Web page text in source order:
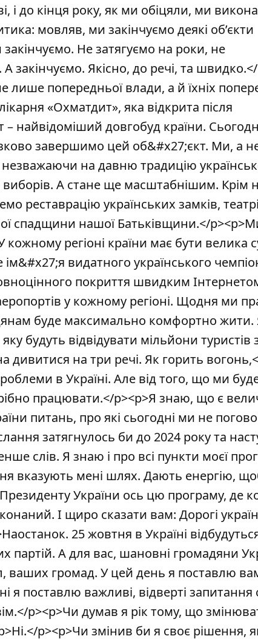
і до кінця року, як ми обіцяли, ми
мовляв, ми закінчуємо деякі об’єкти
Не затягуємо на роки, не
закінчуємо. Якісно, до речі, та
лише попередньої влади, а й їхніх
«Охматдит», яка відкрита після
– найвідоміший довгобуд країни.
завершимо цей об&#x27;єкт. Ми, а
на давню традицію
виборів. А стане ще масштабнішим. Крім
реставрацію українських замків,
спадщини нашої Батьківщини.</
кожному регіоні країни має бути велика
видатного українського
покриття швидким
у кожному регіоні. Щодня ми
буде максимально комфортно
будуть відвідувати мільйони туристів
дивитися на три речі. Як горить
в Україні. Але від того, що ми
працювати.</p><p>Я знаю, що є
питань, про які сьогодні ми не
затягнулось би до 2024 року та
слів. Я знаю і про всі пункти моєї
вказують мені шлях. Дають енергію,
України ось цю програму, де
І щиро сказати вам: Дорогі
25 жовтня в Україні
партій. А для вас, шановні громадяни
ваших громад. У цей день я поставлю
я поставлю важливі, відверті
p><p>Чи думав я рік тому, що
p><p>Чи змінив би я своє рішення,